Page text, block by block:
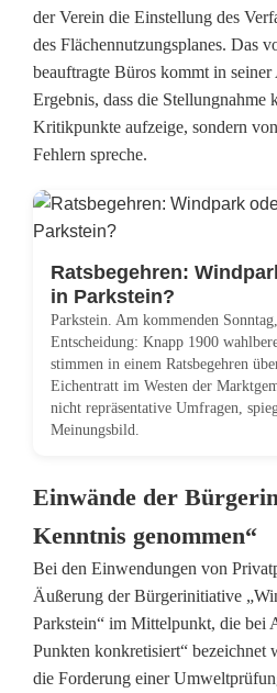
der Verein die Einstellung des
des Flächennutzungsplanes. Das
beauftragte Büros kommt in
Ergebnis, dass die Stellungnahme
Kritikpunkte aufzeige, sondern
Fehlern spreche.
Ratsbegehren:
in Parkstein?
Parkstein. Am kommenden
Entscheidung: Knapp 1900
stimmen in einem Ratsbegehren
Eichentratt im Westen der
nicht repräsentative Umfragen,
Meinungsbild.
Einwände der
Kenntnis genommen“
Bei den Einwendungen von
Äußerung der Bürgerinitiative
Parkstein“ im Mittelpunkt, die bei
Punkten konkretisiert“ bezeichnet
die Forderung einer